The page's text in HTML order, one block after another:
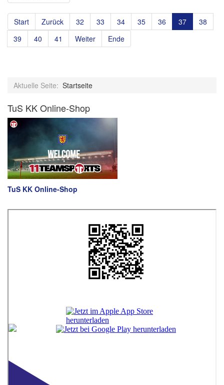
Start Zurück 32 33 34 35 36 37
38
39
40 41 Weiter Ende
Aktuelle Seite: Startseite
TuS KK Online-Shop
TuS KK Online-Shop